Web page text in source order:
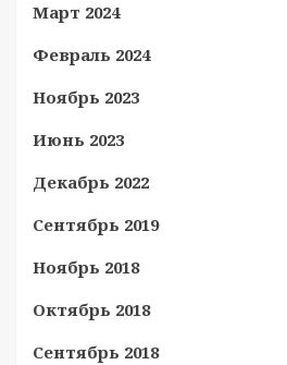
Март 2024
Февраль 2024
Ноябрь 2023
Июнь 2023
Декабрь 2022
Сентябрь 2019
Ноябрь 2018
Октябрь 2018
Сентябрь 2018